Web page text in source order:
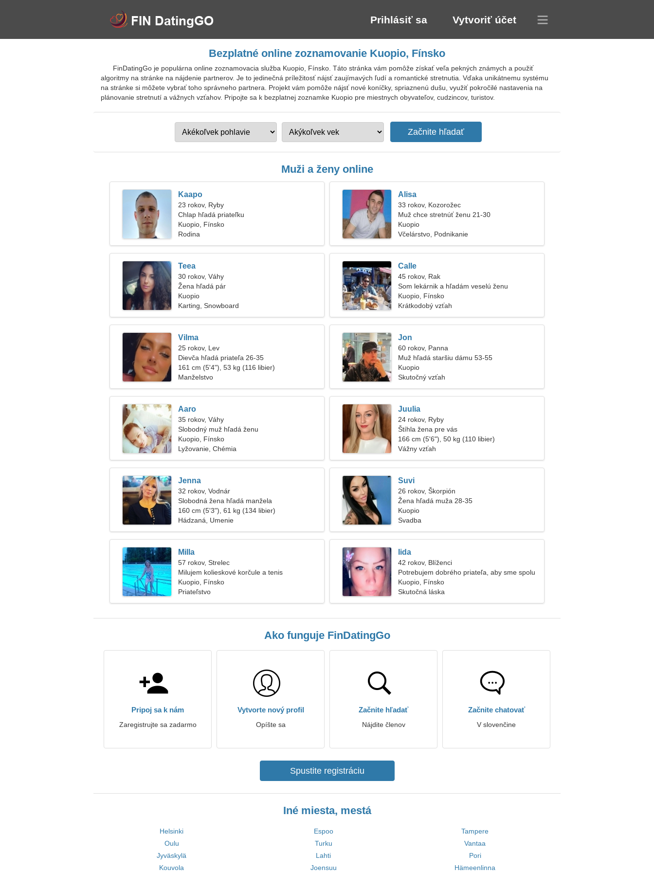
Prihlásiť sa Vytvoriť účet
Bezplatné online zoznamovanie Kuopio, Fínsko
FinDatingGo je populárna online zoznamovacia služba Kuopio, Fínsko. Táto stránka vám pomôže získať veľa pekných známych a použiť
algoritmy na stránke na nájdenie partnerov. Je to jedinečná príležitosť nájsť zaujímavých ľudí a romantické stretnutia. Vďaka unikátnemu systému
na stránke si môžete vybrať toho správneho partnera. Projekt vám pomôže nájsť nové koníčky, spriaznenú dušu, využiť pokročilé nastavenia na
plánovanie stretnutí a vážnych vzťahov. Pripojte sa k bezplatnej zoznamke Kuopio pre miestnych obyvateľov, cudzincov, turistov.
Muži a ženy online
Kaapo
23 rokov, Ryby
Chlap hľadá priateľku
Kuopio, Fínsko
Rodina
Alisa
33 rokov, Kozorožec
Muž chce stretnúť ženu 21-30
Kuopio
Včelárstvo, Podnikanie
Teea
30 rokov, Váhy
Žena hľadá pár
Kuopio
Karting, Snowboard
Calle
45 rokov, Rak
Som lekárnik a hľadám veselú ženu
Kuopio, Fínsko
Krátkodobý vzťah
Vilma
25 rokov, Lev
Dievča hľadá priateľa 26-35
161 cm (5'4"), 53 kg (116 libier)
Manželstvo
Jon
60 rokov, Panna
Muž hľadá staršiu dámu 53-55
Kuopio
Skutočný vzťah
Aaro
35 rokov, Váhy
Slobodný muž hľadá ženu
Kuopio, Fínsko
Lyžovanie, Chémia
Juulia
24 rokov, Ryby
Štíhla žena pre vás
166 cm (5'6"), 50 kg (110 libier)
Vážny vzťah
Jenna
32 rokov, Vodnár
Slobodná žena hľadá manžela
160 cm (5'3"), 61 kg (134 libier)
Hádzaná, Umenie
Suvi
26 rokov, Škorpión
Žena hľadá muža 28-35
Kuopio
Svadba
Milla
57 rokov, Strelec
Milujem kolieskové korčule a tenis
Kuopio, Fínsko
Priateľstvo
Iida
42 rokov, Blíženci
Potrebujem dobrého priateľa, aby sme spolu
tancovali
Kuopio, Fínsko
Skutočná láska
Ako funguje FinDatingGo
Pripoj sa k nám
Zaregistrujte sa zadarmo
Vytvorte nový profil
Opíšte sa
Začnite hľadať
Nájdite členov
Začnite chatovať
V slovenčine
Spustite registráciu
Iné miesta, mestá
Helsinki Espoo
Tampere
Oulu
Turku
Vantaa
Jyväskylä
Lahti
Pori
Kouvola
Joensuu Hämeenlinna